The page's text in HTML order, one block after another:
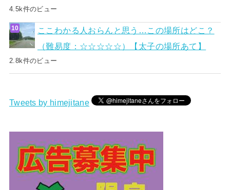
4.5k件のビュー
ここわかる人おらんと思う…この場所はどこ？
（難易度：☆☆☆☆☆）【太子の場所あて】
2.8k件のビュー
Tweets by himejitane